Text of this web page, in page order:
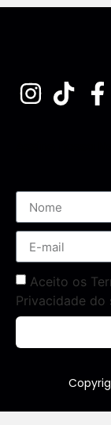
Aceito os
Privacidade do